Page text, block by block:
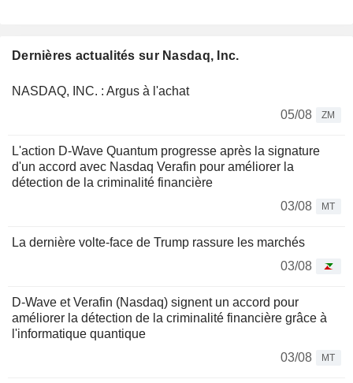
Dernières actualités sur Nasdaq, Inc.
NASDAQ, INC. : Argus à l'achat
05/08
ZM
L'action D-Wave Quantum progresse après la signature
d'un accord avec Nasdaq Verafin pour améliorer la
détection de la criminalité financière
03/08
MT
La dernière volte-face de Trump rassure les marchés
03/08
D-Wave et Verafin (Nasdaq) signent un accord pour
améliorer la détection de la criminalité financière grâce à
l'informatique quantique
03/08
MT